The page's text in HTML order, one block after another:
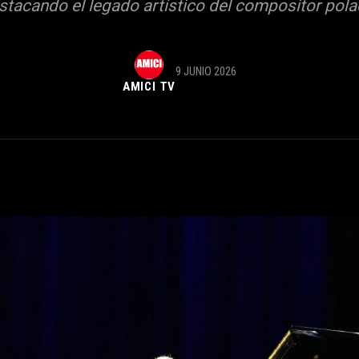
el legado artístico del compositor
AMICI TV
9 JUNIO 2026